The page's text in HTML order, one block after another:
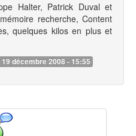
Halter, Patrick Duval et
recherche, Content
quelques kilos en plus et
décembre 2008 - 15:55